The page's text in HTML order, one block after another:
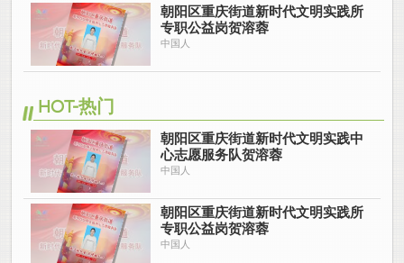
朝阳区重庆街道新时代文明实践所
专职公益岗贺溶蓉
中国人
HOT-热门
朝阳区重庆街道新时代文明实践中
心志愿服务队贺溶蓉
中国人
朝阳区重庆街道新时代文明实践所
专职公益岗贺溶蓉
中国人